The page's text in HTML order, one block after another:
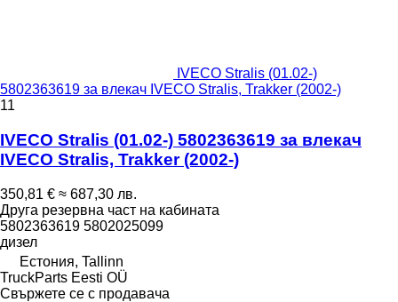
IVECO Stralis (01.02-)
5802363619 за влекач IVECO Stralis, Trakker (2002-)
11
IVECO Stralis (01.02-) 5802363619 за влекач
IVECO Stralis, Trakker (2002-)
350,81 € ≈ 687,30 лв.
Друга резервна част на кабината
5802363619 5802025099
дизел
Естония, Tallinn
TruckParts Eesti OÜ
Свържете се с продавача